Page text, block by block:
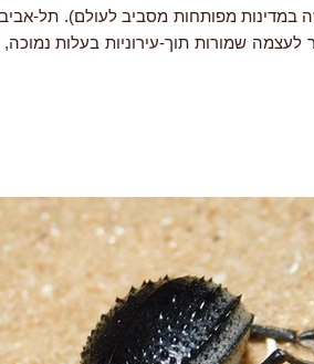
במדינות מפותחות מסביב לעולם). תל-
לעצמה שמורות תוך-עירוניות בעלות